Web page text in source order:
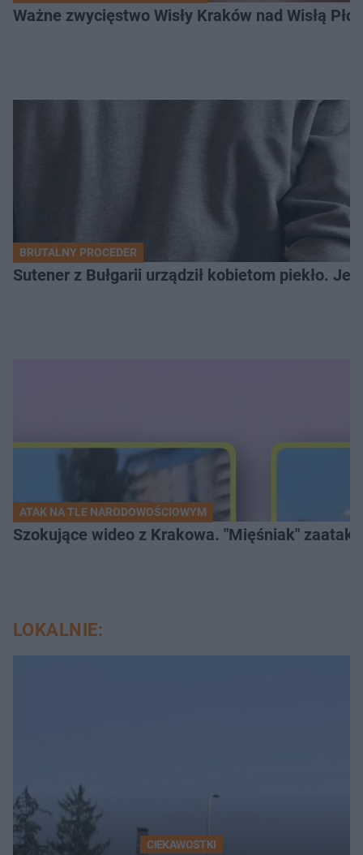
Ważne zwycięstwo Wisły Kraków nad Wisłą
BRUTALNY PROCEDER
Sutener z Bułgarii urządził kobietom piekło.
ATAK NA TLE NARODOWOŚCIOWYM
Szokujące wideo z Krakowa. "Mięśniak"
LOKALNIE:
CIEKAWOSTKI